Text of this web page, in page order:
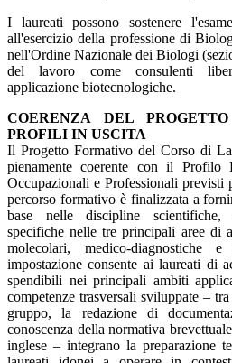
I laureati possono sostenere
all'esercizio della professione di
nell'Ordine Nazionale dei Biologi
del lavoro come consulenti
applicazione biotecnologiche.
COERENZA DEL
PROFILI IN USCITA
Il Progetto Formativo del Corso di
pienamente coerente con il Profilo
Occupazionali e Professionali previsti
percorso formativo è finalizzata a
base nelle discipline scientifiche,
specifiche nelle tre principali aree di
molecolari, medico-diagnostiche e
impostazione consente ai laureati di
spendibili nei principali ambiti
competenze trasversali sviluppate –
gruppo, la redazione di
conoscenza della normativa
inglese – integrano la preparazione